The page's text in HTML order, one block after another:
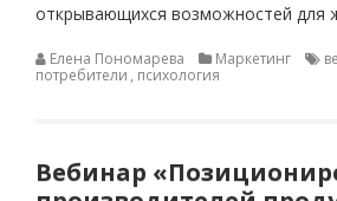
открывающихся возможностей для
Елена Пономарева Маркетинг
потребители , психология
Вебинар